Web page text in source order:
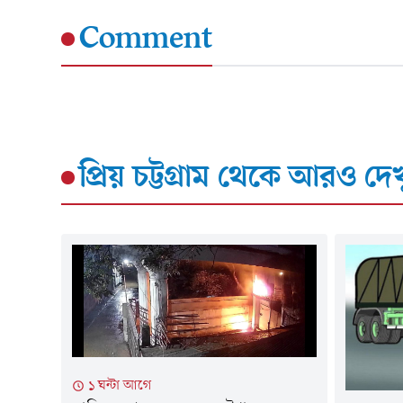
Comment
প্রিয় চট্টগ্রাম থেকে আরও
১ ঘন্টা আগে